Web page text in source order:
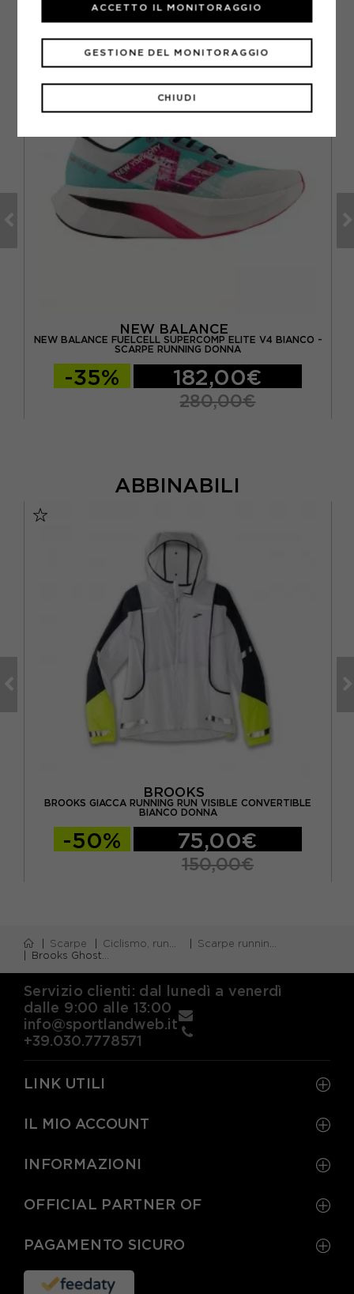
CONSIGLIATI DA NOI
NEW BALANCE
NEW BALANCE FUELCELL SUPERCOMP ELITE V4 BIANCO -
SCARPE RUNNING DONNA
-35% 182,00€
280,00€
ABBINABILI
BROOKS
BROOKS GIACCA RUNNING RUN VISIBLE CONVERTIBLE
BIANCO DONNA
-50% 75,00€
150,00€
Scarpe Ciclismo, running e piscina
Scarpe running neutre
Brooks Ghost Max 3 Bianco Yucca Gray Mist - Scarpe Running Donna
Servizio clienti: dal lunedì a venerdì
dalle 9:00 alle 13:00
info@sportlandweb.it
+39.030.7778571
LINK UTILI
IL MIO ACCOUNT
INFORMAZIONI
OFFICIAL PARTNER OF
PAGAMENTO SICURO
CHIUDI
GESTIONE DEL MONITORAGGIO
ACCETTO IL MONITORAGGIO